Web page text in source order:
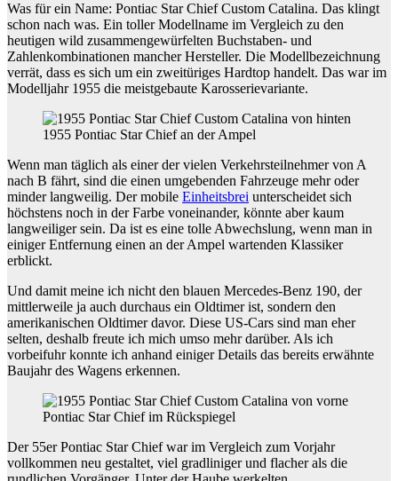
Was für ein Name: Pontiac Star Chief Custom Catalina. Das klingt
schon nach was. Ein toller Modellname im Vergleich zu den
heutigen wild zusammengewürfelten Buchstaben- und
Zahlenkombinationen mancher Hersteller. Die Modellbezeichnung
verrät, dass es sich um ein zweitüriges Hardtop handelt. Das war im
Modelljahr 1955 die meistgebaute Karosserievariante.
1955 Pontiac Star Chief an der Ampel
Wenn man täglich als einer der vielen Verkehrsteilnehmer von A
nach B fährt, sind die einen umgebenden Fahrzeuge mehr oder
minder langweilig. Der mobile Einheitsbrei unterscheidet sich
höchstens noch in der Farbe voneinander, könnte aber kaum
langweiliger sein. Da ist es eine tolle Abwechslung, wenn man in
einiger Entfernung einen an der Ampel wartenden Klassiker
erblickt.
Und damit meine ich nicht den blauen Mercedes-Benz 190, der
mittlerweile ja auch durchaus ein Oldtimer ist, sondern den
amerikanischen Oldtimer davor. Diese US-Cars sind man eher
selten, deshalb freute ich mich umso mehr darüber. Als ich
vorbeifuhr konnte ich anhand einiger Details das bereits erwähnte
Baujahr des Wagens erkennen.
Pontiac Star Chief im Rückspiegel
Der 55er Pontiac Star Chief war im Vergleich zum Vorjahr
vollkommen neu gestaltet, viel gradliniger und flacher als die